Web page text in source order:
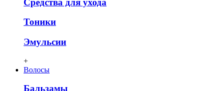
Тоники
Эмульсии
+
Волосы
Бальзамы